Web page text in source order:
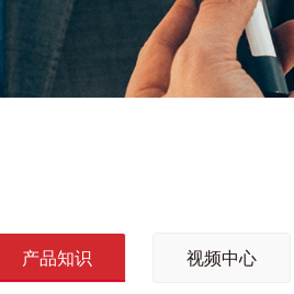
产品知识 视频中心